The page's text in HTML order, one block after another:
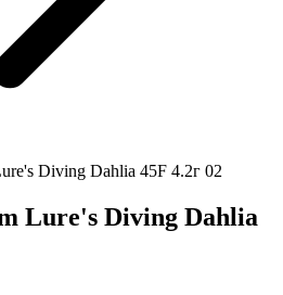
Diving Dahlia 45F 4.2г 02
Lure's Diving Dahlia